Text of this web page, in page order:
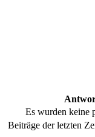
Es wurden keine
Beiträge der letzten